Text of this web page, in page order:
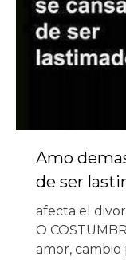
Amo
de ser
afecta el
O
amor, cambio